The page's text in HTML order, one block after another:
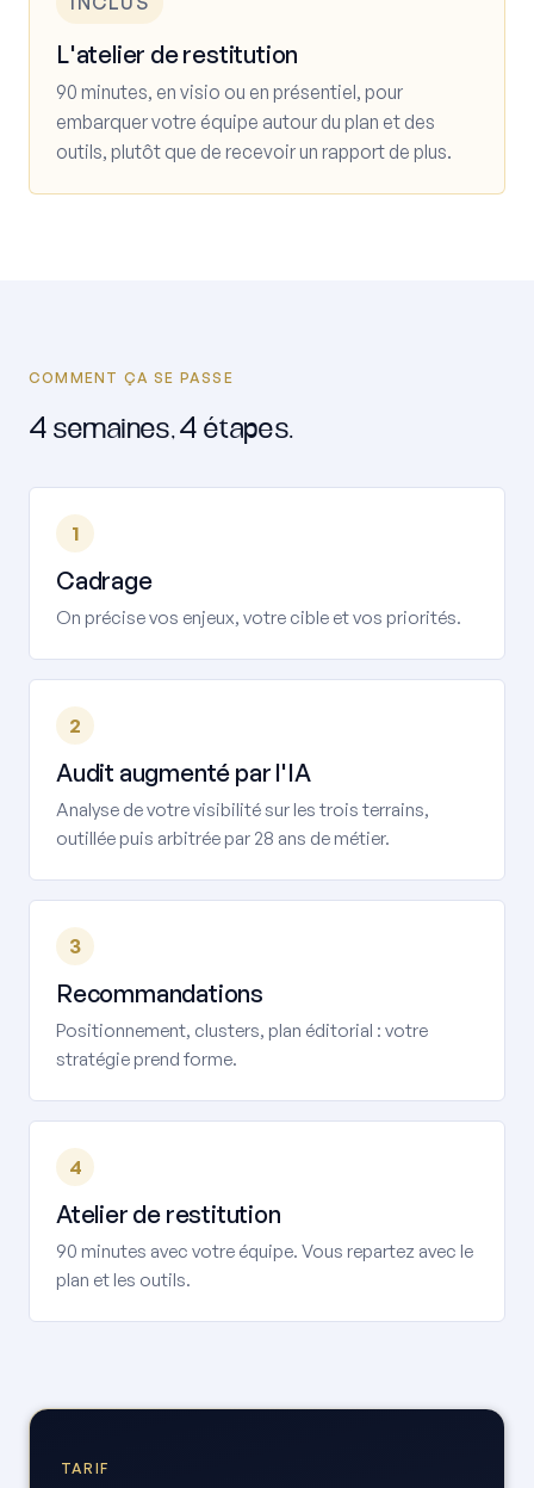
L'atelier de restitution
90 minutes, en visio ou en présentiel, pour
embarquer votre équipe autour du plan et des
outils, plutôt que de recevoir un rapport de plus.
COMMENT ÇA SE PASSE
4 semaines, 4 étapes.
1
Cadrage
On précise vos enjeux, votre cible et vos priorités.
2
Audit augmenté par l'IA
Analyse de votre visibilité sur les trois terrains,
outillée puis arbitrée par 28 ans de métier.
3
Recommandations
Positionnement, clusters, plan éditorial : votre
stratégie prend forme.
4
Atelier de restitution
90 minutes avec votre équipe. Vous repartez avec le
plan et les outils.
TARIF